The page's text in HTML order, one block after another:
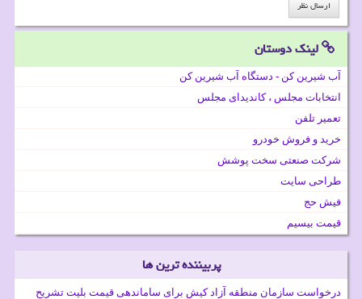
لینک دوستان
آب شیرین کن - دستگاه آب شیرین کن
انتخابات مجلس ، کاندیدای مجلس
تعمیر تلفن
خرید و فروش خودرو
شرکت صنعتی سخت پوشش
طراحی سایت
فیش حج
قیمت بیسیم
پربیننده ترین ها
درخواست سازمان منطقه آزاد کیش برای ساماندهی قیمت بلیت تشریح